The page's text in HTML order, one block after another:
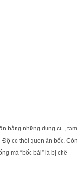
bằng những dụng cụ , tạm
Độ có thói quen ăn bốc. Còn
mà “bốc bải” là bị chê